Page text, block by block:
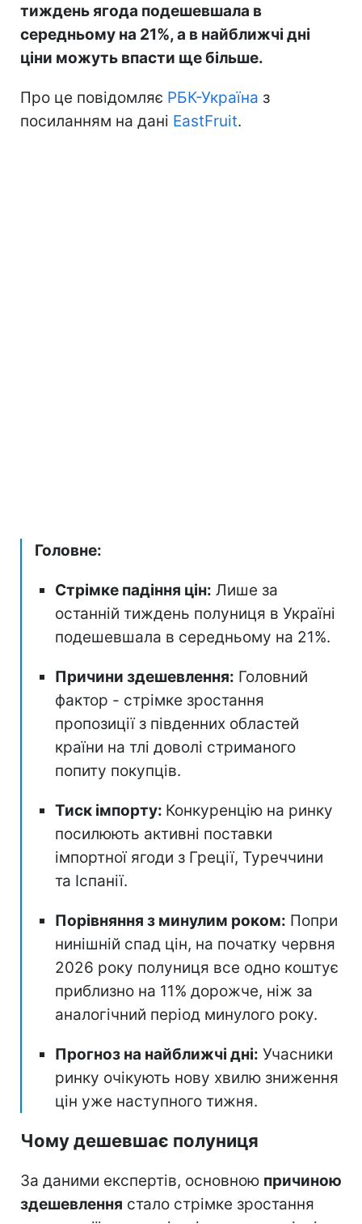
тиждень ягода подешевшала в
середньому на 21%, а в найближчі дні
ціни можуть впасти ще більше.
Про це повідомляє РБК-Україна з
посиланням на дані EastFruit.
Головне:
Стрімке падіння цін: Лише за
останній тиждень полуниця в Україні
подешевшала в середньому на 21%.
Причини здешевлення: Головний
фактор - стрімке зростання
пропозиції з південних областей
країни на тлі доволі стриманого
попиту покупців.
Тиск імпорту: Конкуренцію на ринку
посилюють активні поставки
імпортної ягоди з Греції, Туреччини
та Іспанії.
Порівняння з минулим роком: Попри
нинішній спад цін, на початку червня
2026 року полуниця все одно коштує
приблизно на 11% дорожче, ніж за
аналогічний період минулого року.
Прогноз на найближчі дні: Учасники
ринку очікують нову хвилю зниження
цін уже наступного тижня.
Чому дешевшає полуниця
За даними експертів, основною причиною
здешевлення стало стрімке зростання